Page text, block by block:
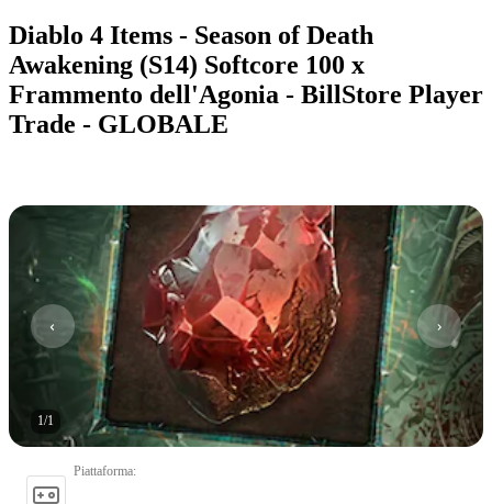
Diablo 4 Items - Season of Death
Awakening (S14) Softcore 100 x
Frammento dell'Agonia - BillStore Player
Trade - GLOBALE
1/1
Piattaforma: